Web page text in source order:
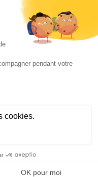
par PIXELL